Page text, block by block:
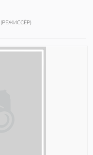
(РЕЖИССЁР)